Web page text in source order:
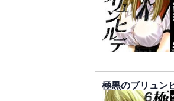
極黒のブリュン